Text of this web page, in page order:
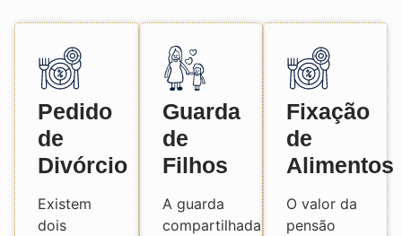
Pedido
de
Divórcio
Existem
dois
Guarda
de
Filhos
A guarda
compartilhada
Fixação
de
Alimentos
O valor da
pensão